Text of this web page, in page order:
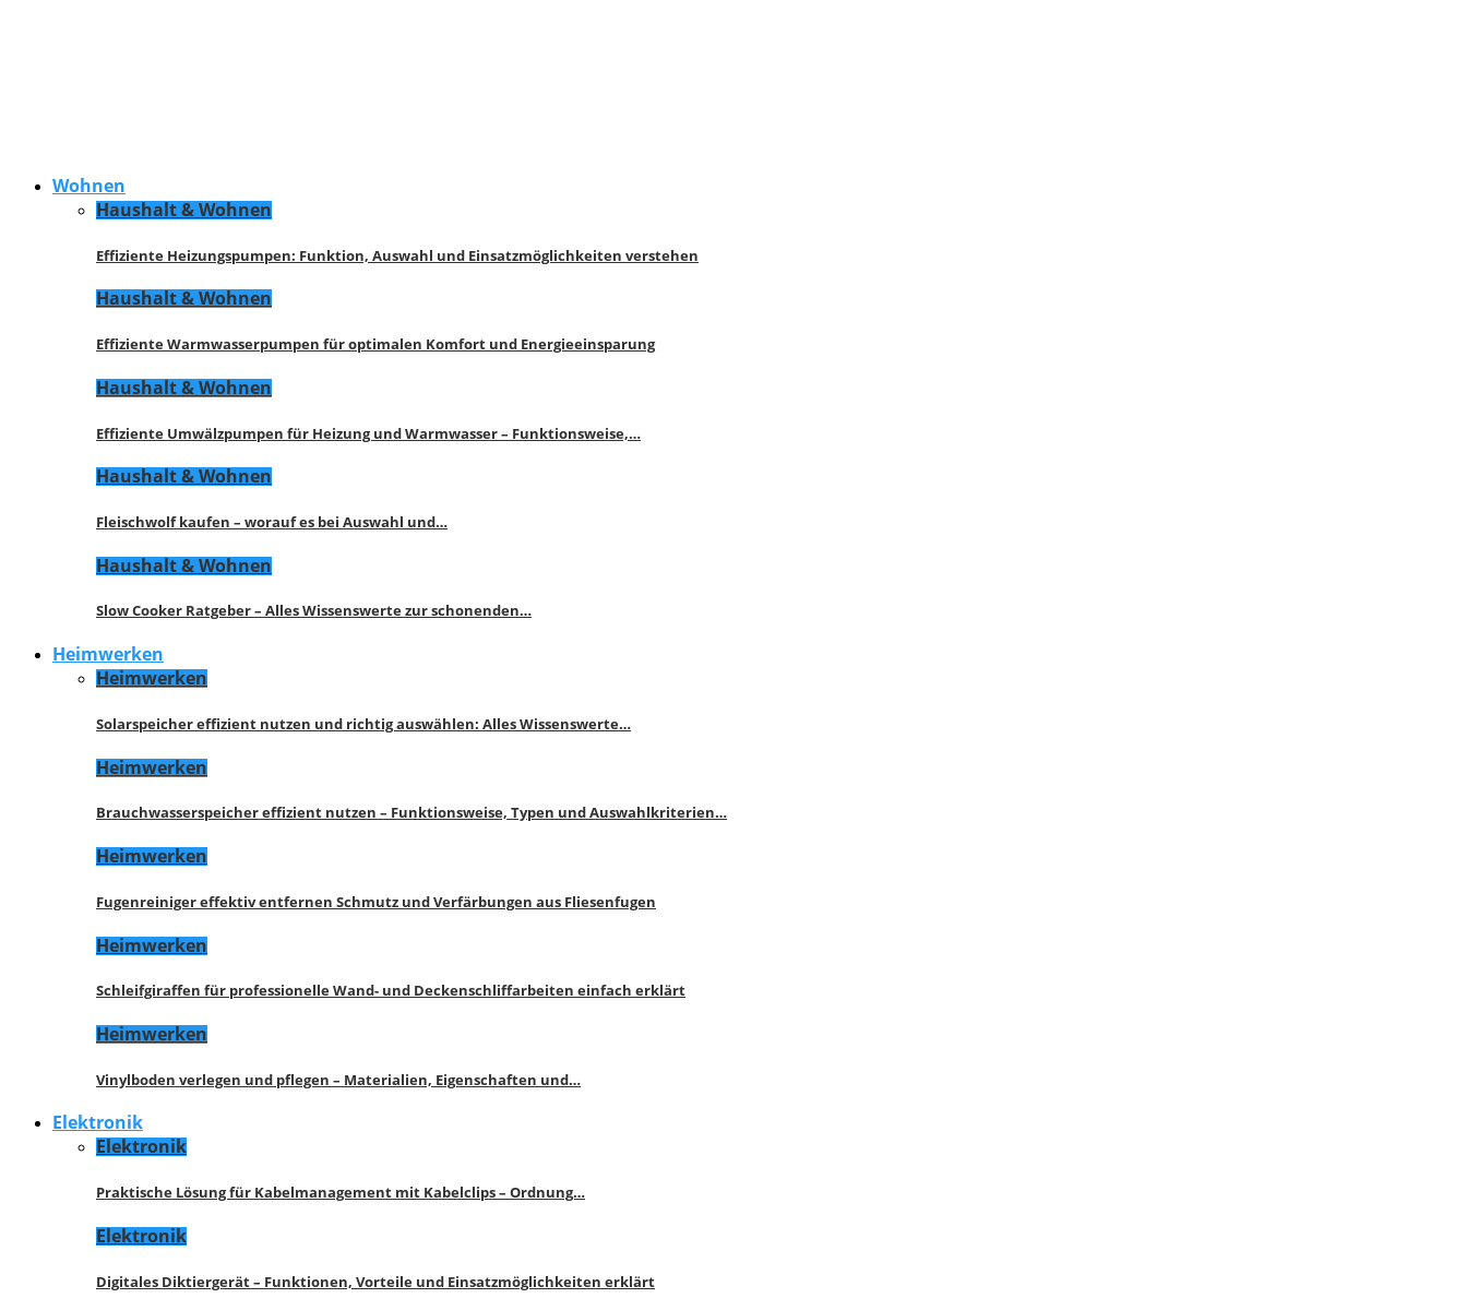
Wohnen
Haushalt & Wohnen
Effiziente Heizungspumpen: Funktion, Auswahl und Einsatzmöglichkeiten verstehen
Haushalt & Wohnen
Effiziente Warmwasserpumpen für optimalen Komfort und Energieeinsparung
Haushalt & Wohnen
Effiziente Umwälzpumpen für Heizung und Warmwasser – Funktionsweise,…
Haushalt & Wohnen
Fleischwolf kaufen – worauf es bei Auswahl und…
Haushalt & Wohnen
Slow Cooker Ratgeber – Alles Wissenswerte zur schonenden…
Heimwerken
Heimwerken
Solarspeicher effizient nutzen und richtig auswählen: Alles Wissenswerte…
Heimwerken
Brauchwasserspeicher effizient nutzen – Funktionsweise, Typen und Auswahlkriterien…
Heimwerken
Fugenreiniger effektiv entfernen Schmutz und Verfärbungen aus Fliesenfugen
Heimwerken
Schleifgiraffen für professionelle Wand- und Deckenschliffarbeiten einfach erklärt
Heimwerken
Vinylboden verlegen und pflegen – Materialien, Eigenschaften und…
Elektronik
Elektronik
Praktische Lösung für Kabelmanagement mit Kabelclips – Ordnung…
Elektronik
Digitales Diktiergerät – Funktionen, Vorteile und Einsatzmöglichkeiten erklärt